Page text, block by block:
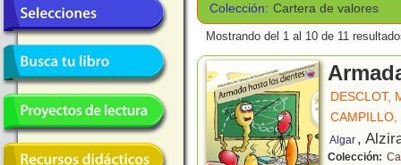
Colección: Cartera de valores
Mostrando del 1 al 10 de 11
DESCLOT,
CAMPILLO,
Algar ,
Colección: